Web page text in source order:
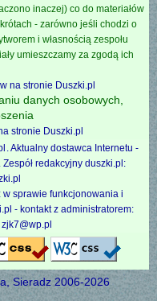
inaczej) co do materiałów
- zarówno jeśli chodzi o
i własnością zespołu
umieszczamy za zgodą ich
na stronie Duszki.pl
danych osobowych,
stronie Duszki.pl
. Aktualny dostawca Internetu -
redakcyjny duszki.pl:
w sprawie funkcjonowania i
- kontakt z administratorem:
zjk7@wp.pl
Sieradz 2006-2026